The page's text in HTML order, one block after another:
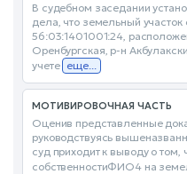
В судебном заседании
дела, что земельный
56:03:1401001:24,
Оренбургская, р-н
учете еще...
МОТИВИРОВОЧНАЯ ЧАСТЬ
Оценив представленные
руководствуясь
суд приходит к выводу о
собственностиФИО4 на